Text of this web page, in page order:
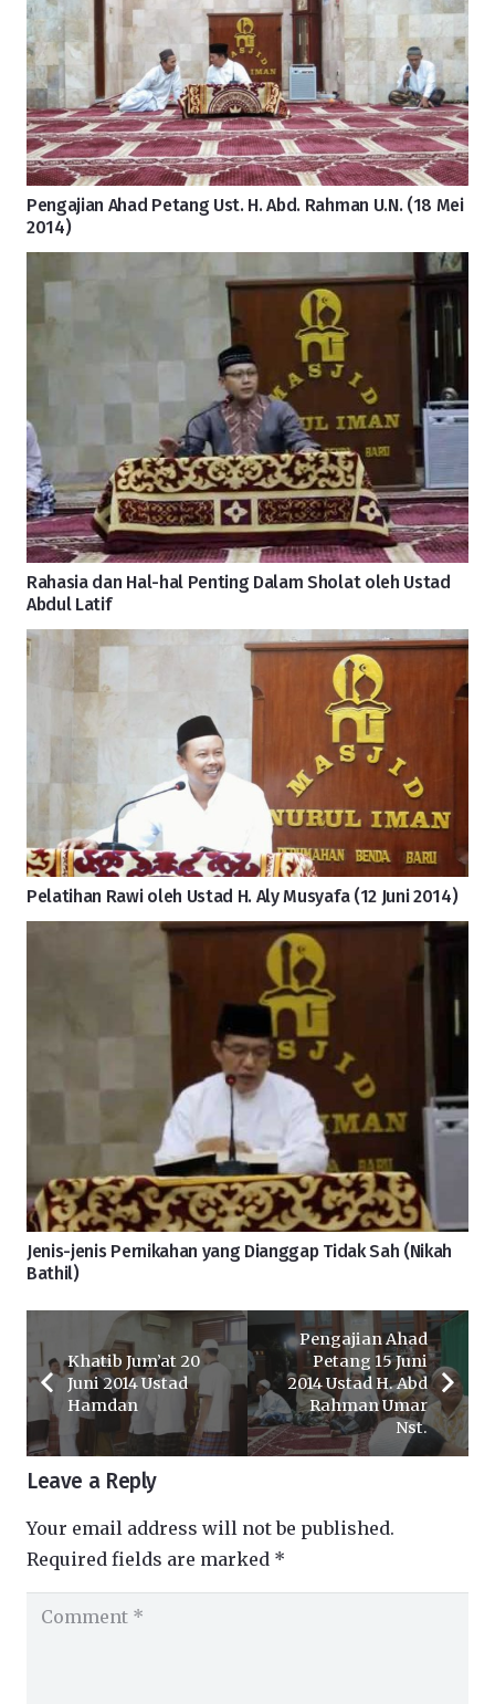
Pengajian Ahad Petang Ust. H. Abd. Rahman U.N. (18 Mei
2014)
Rahasia dan Hal-hal Penting Dalam Sholat oleh Ustad
Abdul Latif
Pelatihan Rawi oleh Ustad H. Aly Musyafa (12 Juni 2014)
Jenis-jenis Pernikahan yang Dianggap Tidak Sah (Nikah
Bathil)
Khatib Jum’at 20
Juni 2014 Ustad
Hamdan
Pengajian Ahad
Petang 15 Juni
2014 Ustad H. Abd
Rahman Umar
Nst.
Leave a Reply
Your email address will not be published.
Required fields are marked *